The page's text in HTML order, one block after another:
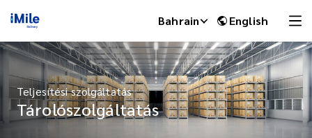
Bahrain English
Teljesítési szolgáltatás
Tárolószolgáltatás